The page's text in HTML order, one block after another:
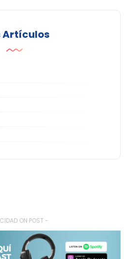
Artículos
ON POST -